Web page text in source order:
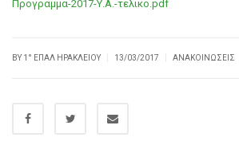
Προγραμμα-2017-Υ.Α.-τελικο.pdf
BY1° ΕΠΑΛ ΗΡΑΚΛΕΊΟΥ 13/03/2017 ΑΝΑΚΟΙΝΏΣΕΙΣ